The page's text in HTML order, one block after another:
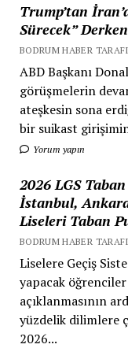
Trump’tan
Sürecek”
BODRUM HABER
ABD Başkanı
görüşmelerin
ateşkesin sona
bir suikast
Yorum yapın
2026 LGS Taban
İstanbul,
Liseleri Taban
BODRUM HABER
Liselere Geçiş
yapacak
açıklanmasının
yüzdelik dilimlere
2026...